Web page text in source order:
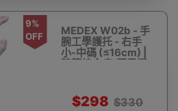
9%
OFF
MEDEX W02b - 手
腕工學護托 - 右手
小-中碼 (≤16cm) |
腕管綜合症/類風濕
$298 $330